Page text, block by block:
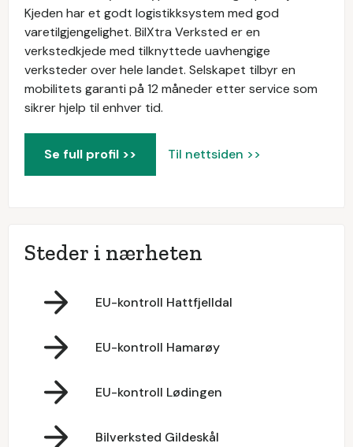
Kjeden har et godt logistikksystem med god
varetilgjengelighet. BilXtra Verksted er en
verkstedkjede med tilknyttede uavhengige
verksteder over hele landet. Selskapet tilbyr en
mobilitets garanti på 12 måneder etter service som
sikrer hjelp til enhver tid.
Se full profil >> Til nettsiden >>
Steder i nærheten
EU-kontroll Hattfjelldal
EU-kontroll Hamarøy
EU-kontroll Lødingen
Bilverksted Gildeskål